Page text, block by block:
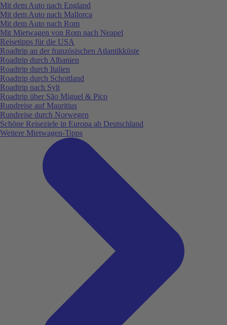
Mit dem Auto nach England
Mit dem Auto nach Mallorca
Mit dem Auto nach Rom
Mit Mietwagen von Rom nach Neapel
Reisetipps für die USA
Roadtrip an der französischen Atlantikküste
Roadtrip durch Albanien
Roadtrip durch Italien
Roadtrip durch Schottland
Roadtrip nach Sylt
Roadtrip über São Miguel & Pico
Rundreise auf Mauritius
Rundreise durch Norwegen
Schöne Reiseziele in Europa ab Deutschland
Weitere Mietwagen-Tipps